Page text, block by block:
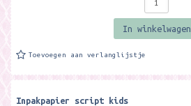
In winkelwagen
Toevoegen aan verlanglijstje
Inpakpapier script kids